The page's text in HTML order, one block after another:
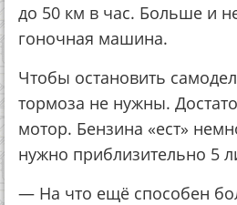
до 50 км в час. Больше и
гоночная машина.
Чтобы остановить
тормоза не нужны.
мотор. Бензина «ест»
нужно приблизительно 5
— На что ещё способен